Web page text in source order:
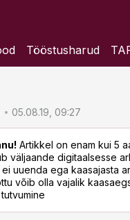
Tööstusharud
05.08.19, 09:27
Artikkel on enam kui 5
väljaande digitaalsesse
ei uuenda ega kaasajasta
võib olla vajalik